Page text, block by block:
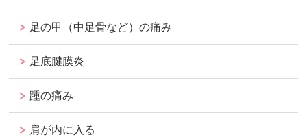
足の甲（中足骨など）の痛み
足底腱膜炎
踵の痛み
肩が内に入る